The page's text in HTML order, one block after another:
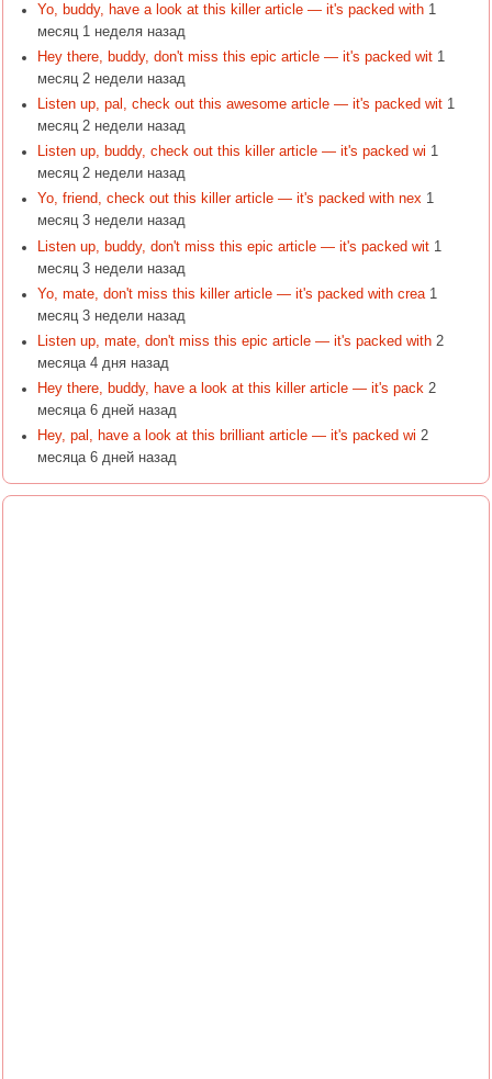
Yo, buddy, have a look at this killer article — it's packed with 1
месяц 1 неделя назад
Hey there, buddy, don't miss this epic article — it's packed wit 1
месяц 2 недели назад
Listen up, pal, check out this awesome article — it's packed wit 1
месяц 2 недели назад
Listen up, buddy, check out this killer article — it's packed wi 1
месяц 2 недели назад
Yo, friend, check out this killer article — it's packed with nex 1
месяц 3 недели назад
Listen up, buddy, don't miss this epic article — it's packed wit 1
месяц 3 недели назад
Yo, mate, don't miss this killer article — it's packed with crea 1
месяц 3 недели назад
Listen up, mate, don't miss this epic article — it's packed with 2
месяца 4 дня назад
Hey there, buddy, have a look at this killer article — it's pack 2
месяца 6 дней назад
Hey, pal, have a look at this brilliant article — it's packed wi 2
месяца 6 дней назад